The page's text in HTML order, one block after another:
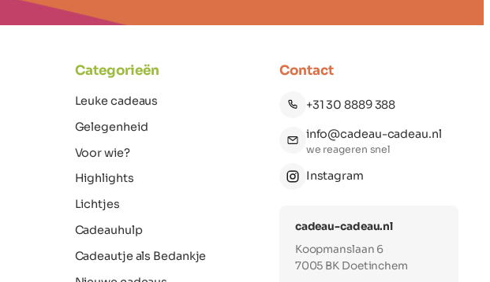
Categorieën
Leuke cadeaus
Gelegenheid
Voor wie?
Highlights
Lichtjes
Cadeauhulp
Cadeautje als Bedankje
Contact
+31 30 8889 388
info@cadeau-cadeau.nl
we reageren snel
Instagram
cadeau-cadeau.nl
Koopmanslaan 6
7005 BK Doetinchem